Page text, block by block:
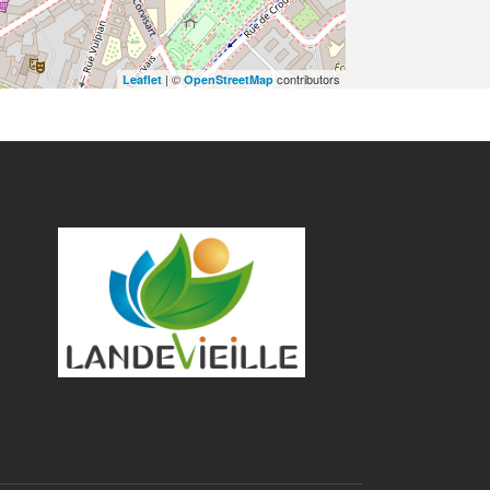
Leaflet | ©OpenStreetMap contributors